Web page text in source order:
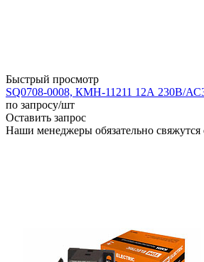
Быстрый просмотр
SQ0708-0008, КМН-11211 12А 230В/
по запросу/шт
Оставить запрос
Наши менеджеры обязательно свяжутся